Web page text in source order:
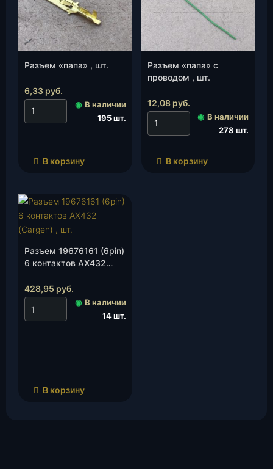
Разъем «папа» , шт.
6,33 руб.
◉ В наличии
195 шт.
В корзину
Разъем «папа» с
проводом , шт.
12,08 руб.
◉ В наличии
278 шт.
В корзину
Разъем 19676161 (6pin)
6 контактов AX432
428,95 руб.
◉ В наличии
14 шт.
В корзину